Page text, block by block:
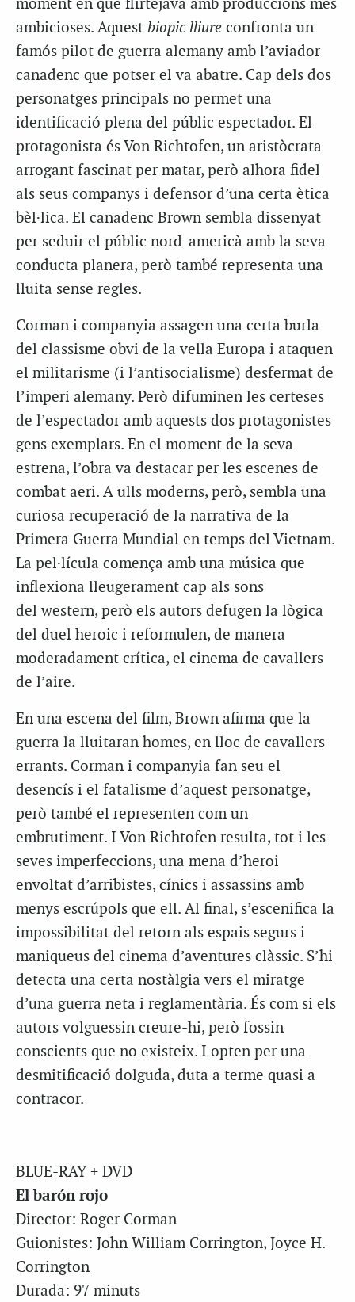
moment en què flirtejava amb produccions més
ambicioses. Aquest biopic lliure confronta un
famós pilot de guerra alemany amb l’aviador
canadenc que potser el va abatre. Cap dels dos
personatges principals no permet una
identificació plena del públic espectador. El
protagonista és Von Richtofen, un aristòcrata
arrogant fascinat per matar, però alhora fidel
als seus companys i defensor d’una certa ètica
bèl·lica. El canadenc Brown sembla dissenyat
per seduir el públic nord-americà amb la seva
conducta planera, però també representa una
lluita sense regles.
Corman i companyia assagen una certa burla
del classisme obvi de la vella Europa i ataquen
el militarisme (i l’antisocialisme) desfermat de
l’imperi alemany. Però difuminen les certeses
de l’espectador amb aquests dos protagonistes
gens exemplars. En el moment de la seva
estrena, l’obra va destacar per les escenes de
combat aeri. A ulls moderns, però, sembla una
curiosa recuperació de la narrativa de la
Primera Guerra Mundial en temps del Vietnam.
La pel·lícula comença amb una música que
inflexiona lleugerament cap als sons
del western, però els autors defugen la lògica
del duel heroic i reformulen, de manera
moderadament crítica, el cinema de cavallers
de l’aire.
En una escena del film, Brown afirma que la
guerra la lluitaran homes, en lloc de cavallers
errants. Corman i companyia fan seu el
desencís i el fatalisme d’aquest personatge,
però també el representen com un
embrutiment. I Von Richtofen resulta, tot i les
seves imperfeccions, una mena d’heroi
envoltat d’arribistes, cínics i assassins amb
menys escrúpols que ell. Al final, s’escenifica la
impossibilitat del retorn als espais segurs i
maniqueus del cinema d’aventures clàssic. S’hi
detecta una certa nostàlgia vers el miratge
d’una guerra neta i reglamentària. És com si els
autors volguessin creure-hi, però fossin
conscients que no existeix. I opten per una
desmitificació dolguda, duta a terme quasi a
contracor.
BLUE-RAY + DVD
El barón rojo
Director: Roger Corman
Guionistes: John William Corrington, Joyce H.
Corrington
Durada: 97 minuts